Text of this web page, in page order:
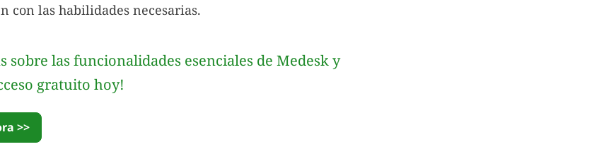
con las habilidades necesarias.
sobre las funcionalidades esenciales de Medesk y
gratuito hoy!
>>